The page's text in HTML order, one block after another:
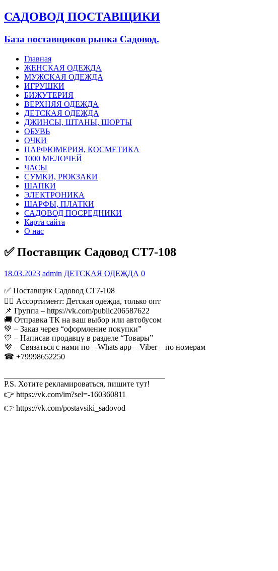
САДОВОД ПОСТАВЩИКИ
База поставщиков рынка Садовод.
Главная
ЖЕНСКАЯ ОДЕЖДА
МУЖСКАЯ ОДЕЖДА
ИГРУШКИ
БИЖУТЕРИЯ
ВЕРХНЯЯ ОДЕЖДА
ДЕТСКАЯ ОДЕЖДА
ДЖИНСЫ, ШТАНЫ, ШОРТЫ
ОБУВЬ
ОЧКИ
ПАРФЮМЕРИЯ, КОСМЕТИКА
1000 МЕЛОЧЕЙ
ЧАСЫ
СУМКИ, РЮКЗАКИ
ШАПКИ
ЭЛЕКТРОНИКА
ШАРФЫ, ПЛАТКИ
САДОВОД ПОСРЕДНИКИ
Карта сайта
О нас
✅ Поставщик Садовод СТ7-108
18.03.2023 admin ДЕТСКАЯ ОДЕЖДА 0
✅ Поставщик Садовод СТ7-108
🧚‍♀ Ассортимент: Детская одежда, только опт
📌 Группа – https://vk.com/public206587622
🚚 Отправка ТК на ваш выбор или автобусом
💚 – Заказ через “оформление покупки”
💙 – Написав продавцу в разделе “Товары”
💜 – Связаться с нами по – Whats app – Viber – по номерам
☎ +79998652250
P.S. Хотите рекламироваться, пишите тут!
👉 https://vk.com/im?sel=-160360811
👉 https://vk.com/postavsiki_sadovod